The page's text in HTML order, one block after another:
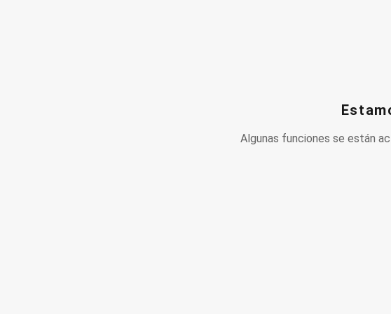
Algunas funciones se están